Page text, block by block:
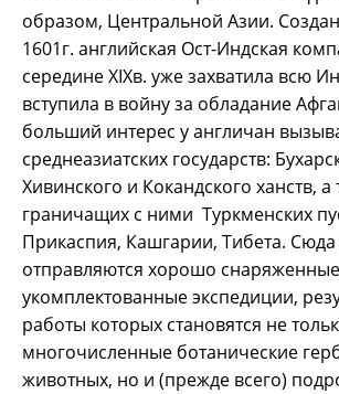
образом, Центральной Азии.
1601г. английская Ост-Индская
середине XIXв. уже захватила всю
вступила в войну за обладание
больший интерес у англичан
среднеазиатских государств:
Хивинского и Кокандского ханств, а
граничащих с ними Туркменских
Прикаспия, Кашгарии, Тибета. Сюда
отправляются хорошо
укомплектованные экспедиции,
работы которых становятся не
многочисленные ботанические
животных, но и (прежде всего)